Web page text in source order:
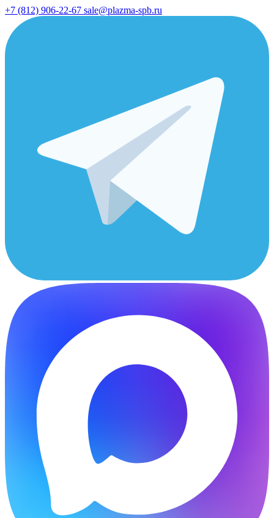
+7 (812) 906-22-67 sale@plazma-spb.ru